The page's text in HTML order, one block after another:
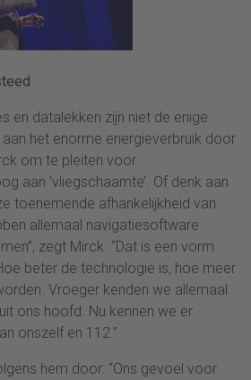
en datalekken zijn niet de enige
het enorme energieverbruik door
om te pleiten voor
aan ‘vliegschaamte’. Of denk aan
toenemende afhankelijkheid van
allemaal navigatiesoftware
zegt Mirck. “Dat is een vorm
beter de technologie is, hoe meer
Vroeger kenden we allemaal
ons hoofd. Nu kennen we er
onszelf en 112.”
hem door: “Ons gevoel voor